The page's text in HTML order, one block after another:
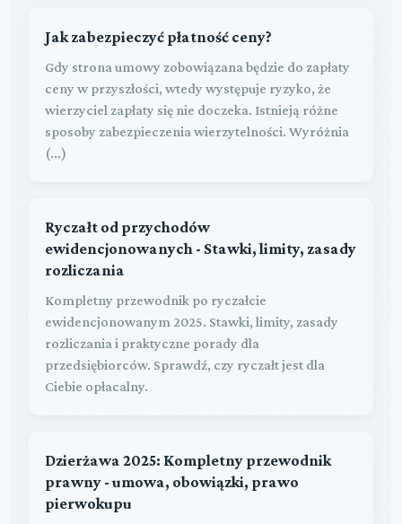
Jak zabezpieczyć płatność ceny?
Gdy strona umowy zobowiązana będzie do zapłaty
ceny w przyszłości, wtedy występuje ryzyko, że
wierzyciel zapłaty się nie doczeka. Istnieją różne
sposoby zabezpieczenia wierzytelności. Wyróżnia
(...)
Ryczałt od przychodów
ewidencjonowanych - Stawki, limity, zasady
rozliczania
Kompletny przewodnik po ryczałcie
ewidencjonowanym 2025. Stawki, limity, zasady
rozliczania i praktyczne porady dla
przedsiębiorców. Sprawdź, czy ryczałt jest dla
Ciebie opłacalny.
Dzierżawa 2025: Kompletny przewodnik
prawny - umowa, obowiązki, prawo
pierwokupu